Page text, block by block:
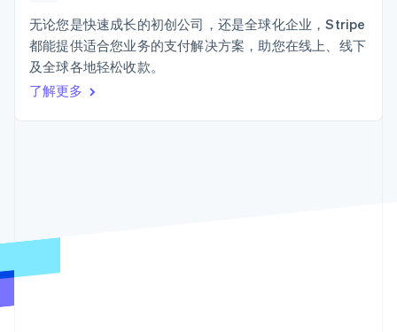
更多
Product roadmap
了解未来规划
AI 企业
创作者经济
游戏
酒店、旅游与休闲
非营利组织
代码示例
开发者博客
API 状态
联系
无论您是快速成长的初创公司，还是全球化企业，Stripe
都能提供适合您业务的支付解决方案，助您在线上、线下
及全球各地轻松收款。
了解更多